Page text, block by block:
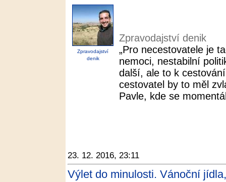
Zpravodajství
denik
Zpravodajství denik
„Pro necestovatele je
nemoci, nestabilní
další, ale to k
cestovatel by to měl
Pavle, kde se
23. 12. 2016, 23:11
Výlet do minulosti. Vánoční